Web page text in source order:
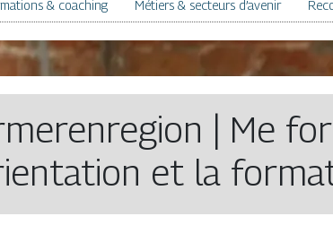
& coaching Métiers & secteurs d’avenir
| Me
et la